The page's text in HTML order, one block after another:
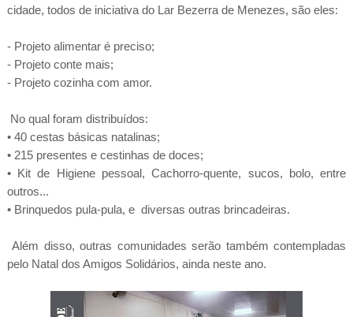
cidade, todos de iniciativa do Lar Bezerra de Menezes, são eles:
- Projeto alimentar é preciso;
- Projeto conte mais;
- Projeto cozinha com amor.
No qual foram distribuídos:
• 40 cestas básicas natalinas;
• 215 presentes e cestinhas de doces;
• Kit de Higiene pessoal, Cachorro-quente, sucos, bolo, entre
outros...
• Brinquedos pula-pula, e diversas outras brincadeiras.
Além disso, outras comunidades serão também contempladas
pelo Natal dos Amigos Solidários, ainda neste ano.